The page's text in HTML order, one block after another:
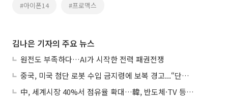
#아이폰14 #프로맥스
김나은 기자의 주요 뉴스
원전도 부족하다…AI가 시작한 전력 패권전쟁
중국, 미국 첨단 로봇 수입 금지령에 보복 경고...“단호히 대응”
中, 세계시장 40%서 점유율 확대…韓, 반도체·TV 등 4개 품목 1위